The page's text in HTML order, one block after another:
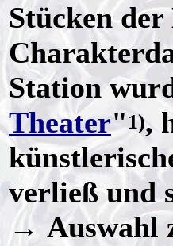
Stücken
Station
Theater"1),
verließ und
→ Auswahl